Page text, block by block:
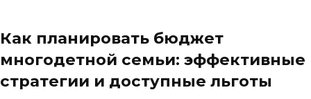
Как планировать бюджет
многодетной семьи: эффективные
стратегии и доступные льготы